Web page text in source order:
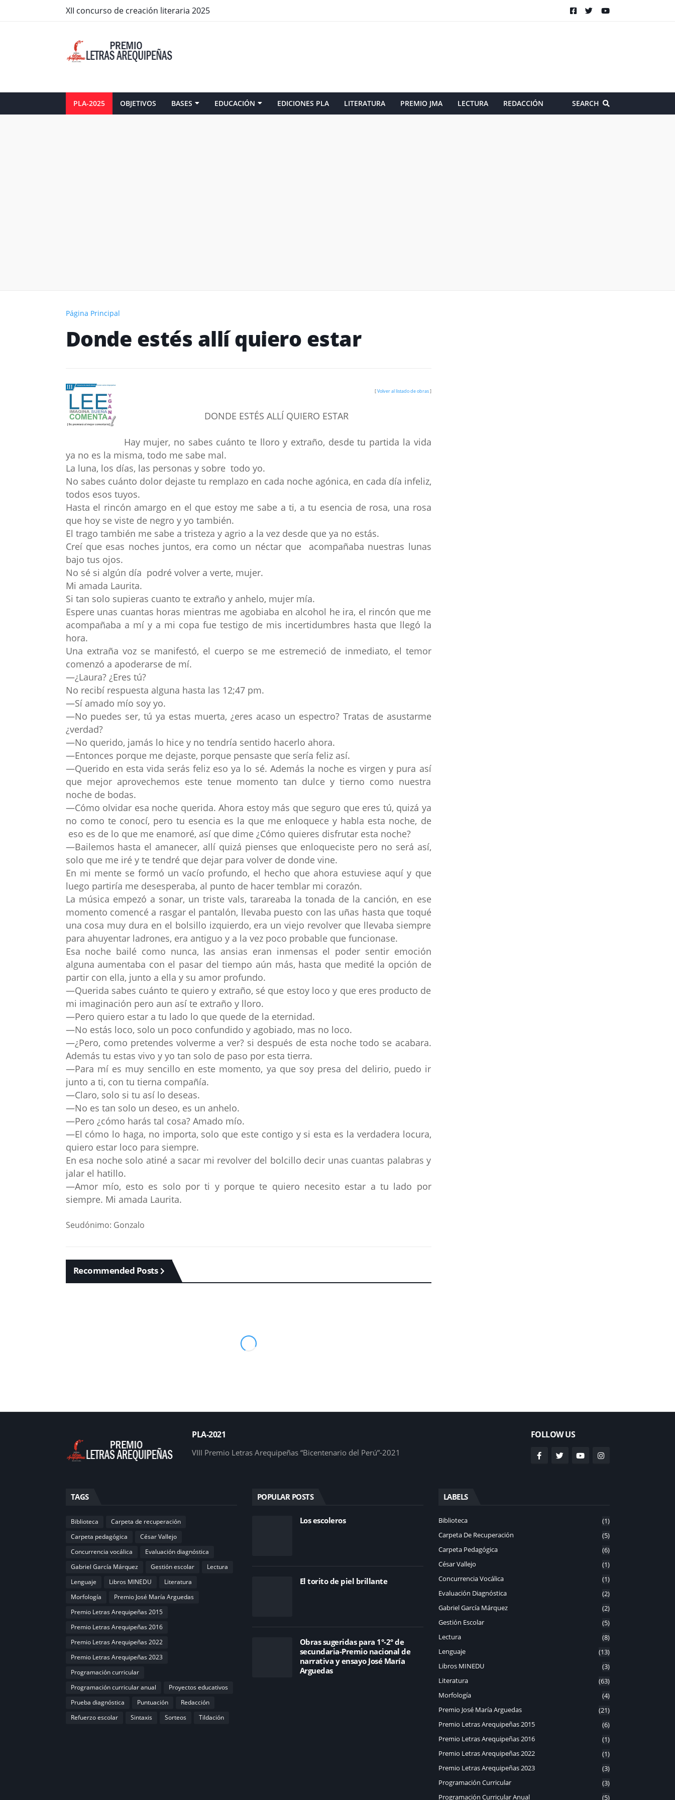
XII concurso de creación literaria 2025
PLA-2025 OBJETIVOS BASES EDUCACIÓN EDICIONES PLA LITERATURA PREMIO JMA LECTURA REDACCIÓN SEARCH
Página Principal
Donde estés allí quiero estar
[Volver al listado de obras]
DONDE ESTÉS ALLÍ QUIERO ESTAR
Hay mujer, no sabes cuánto te lloro y extraño, desde tu partida la vida
ya no es la misma, todo me sabe mal.
La luna, los días, las personas y sobre todo yo.
No sabes cuánto dolor dejaste tu remplazo en cada noche agónica, en cada día infeliz,
todos esos tuyos.
Hasta el rincón amargo en el que estoy me sabe a ti, a tu esencia de rosa, una rosa
que hoy se viste de negro y yo también.
El trago también me sabe a tristeza y agrio a la vez desde que ya no estás.
Creí que esas noches juntos, era como un néctar que acompañaba nuestras lunas
bajo tus ojos.
No sé si algún día podré volver a verte, mujer.
Mi amada Laurita.
Si tan solo supieras cuanto te extraño y anhelo, mujer mía.
Espere unas cuantas horas mientras me agobiaba en alcohol he ira, el rincón que me
acompañaba a mí y a mi copa fue testigo de mis incertidumbres hasta que llegó la
hora.
Una extraña voz se manifestó, el cuerpo se me estremeció de inmediato, el temor
comenzó a apoderarse de mí.
—¿Laura? ¿Eres tú?
No recibí respuesta alguna hasta las 12;47 pm.
—Sí amado mío soy yo.
—No puedes ser, tú ya estas muerta, ¿eres acaso un espectro? Tratas de asustarme
¿verdad?
—No querido, jamás lo hice y no tendría sentido hacerlo ahora.
—Entonces porque me dejaste, porque pensaste que sería feliz así.
—Querido en esta vida serás feliz eso ya lo sé. Además la noche es virgen y pura así
que mejor aprovechemos este tenue momento tan dulce y tierno como nuestra
noche de bodas.
—Cómo olvidar esa noche querida. Ahora estoy más que seguro que eres tú, quizá ya
no como te conocí, pero tu esencia es la que me enloquece y habla esta noche, de
eso es de lo que me enamoré, así que dime ¿Cómo quieres disfrutar esta noche?
—Bailemos hasta el amanecer, allí quizá pienses que enloqueciste pero no será así,
solo que me iré y te tendré que dejar para volver de donde vine.
En mi mente se formó un vacío profundo, el hecho que ahora estuviese aquí y que
luego partiría me desesperaba, al punto de hacer temblar mi corazón.
La música empezó a sonar, un triste vals, tarareaba la tonada de la canción, en ese
momento comencé a rasgar el pantalón, llevaba puesto con las uñas hasta que toqué
una cosa muy dura en el bolsillo izquierdo, era un viejo revolver que llevaba siempre
para ahuyentar ladrones, era antiguo y a la vez poco probable que funcionase.
Esa noche bailé como nunca, las ansias eran inmensas el poder sentir emoción
alguna aumentaba con el pasar del tiempo aún más, hasta que medité la opción de
partir con ella, junto a ella y su amor profundo.
—Querida sabes cuánto te quiero y extraño, sé que estoy loco y que eres producto de
mi imaginación pero aun así te extraño y lloro.
—Pero quiero estar a tu lado lo que quede de la eternidad.
—No estás loco, solo un poco confundido y agobiado, mas no loco.
—¿Pero, como pretendes volverme a ver? si después de esta noche todo se acabara.
Además tu estas vivo y yo tan solo de paso por esta tierra.
—Para mí es muy sencillo en este momento, ya que soy presa del delirio, puedo ir
junto a ti, con tu tierna compañía.
—Claro, solo si tu así lo deseas.
—No es tan solo un deseo, es un anhelo.
—Pero ¿cómo harás tal cosa? Amado mío.
—El cómo lo haga, no importa, solo que este contigo y si esta es la verdadera locura,
quiero estar loco para siempre.
En esa noche solo atiné a sacar mi revolver del bolcillo decir unas cuantas palabras y
jalar el hatillo.
—Amor mío, esto es solo por ti y porque te quiero necesito estar a tu lado por
siempre. Mi amada Laurita.
Seudónimo: Gonzalo
Recommended Posts
PLA-2021
VIII Premio Letras Arequipeñas “Bicentenario del Perú”-2021
FOLLOW US
TAGS
Biblioteca
Carpeta de recuperación
Carpeta pedagógica
César Vallejo
Concurrencia vocálica
Evaluación diagnóstica
Gabriel García Márquez
Gestión escolar
Lectura
Lenguaje
Libros MINEDU
Literatura
Morfología
Premio José María Arguedas
Premio Letras Arequipeñas 2015
Premio Letras Arequipeñas 2016
Premio Letras Arequipeñas 2022
Premio Letras Arequipeñas 2023
Programación curricular
Programación curricular anual
Proyectos educativos
Prueba diagnóstica
Puntuación
Redacción
Refuerzo escolar
Sintaxis Sorteos Tildación
POPULAR POSTS
Los escoleros
El torito de piel brillante
Obras sugeridas para 1°-2° de
secundaria-Premio nacional de
narrativa y ensayo José María
Arguedas
LABELS
Biblioteca
(1)
Carpeta De Recuperación
(5)
Carpeta Pedagógica
(6)
César Vallejo
(1)
Concurrencia Vocálica
(1)
Evaluación Diagnóstica
(2)
Gabriel García Márquez
(2)
Gestión Escolar
(5)
Lectura
(8)
Lenguaje
(13)
Libros MINEDU
(3)
Literatura
(63)
Morfología
(4)
Premio José María Arguedas
(21)
Premio Letras Arequipeñas 2015
(6)
Premio Letras Arequipeñas 2016
(1)
Premio Letras Arequipeñas 2022
(1)
Premio Letras Arequipeñas 2023
(3)
Programación Curricular
(3)
Programación Curricular Anual
(5)